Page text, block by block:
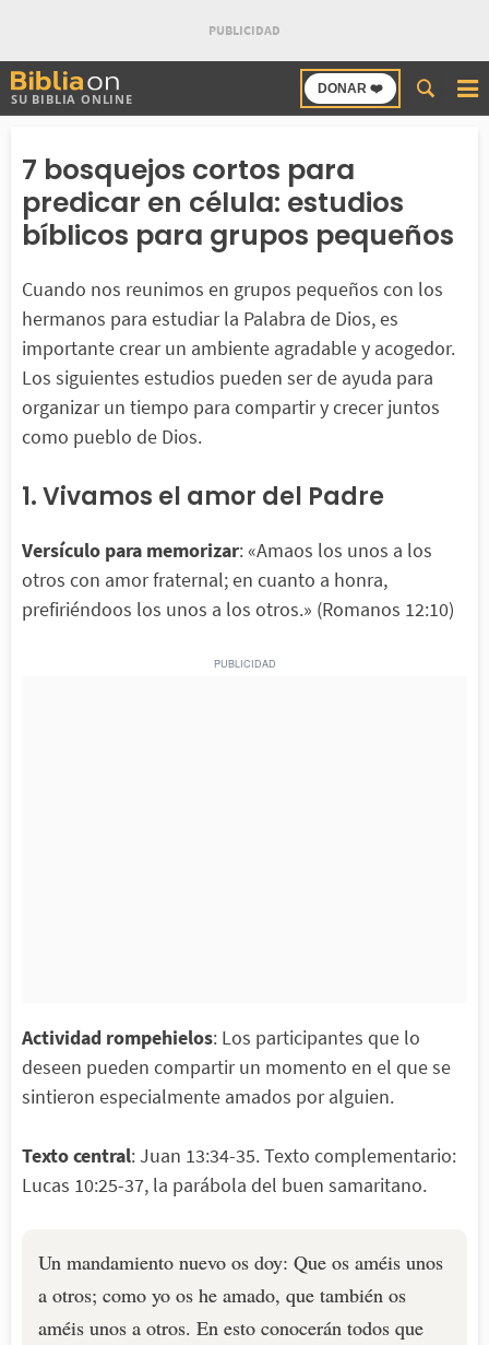
SU BIBLIA ONLINE
DONAR ❤️
Buscar
en
7 bosquejos cortos para
predicar en célula: estudios
bíblicos para grupos pequeños
Cuando nos reunimos en grupos pequeños con los
hermanos para estudiar la Palabra de Dios, es
importante crear un ambiente agradable y acogedor.
Los siguientes estudios pueden ser de ayuda para
organizar un tiempo para compartir y crecer juntos
como pueblo de Dios.
1. Vivamos el amor del Padre
Versículo para memorizar: «Amaos los unos a los
otros con amor fraternal; en cuanto a honra,
prefiriéndoos los unos a los otros.» (Romanos 12:10)
Actividad rompehielos: Los participantes que lo
deseen pueden compartir un momento en el que se
sintieron especialmente amados por alguien.
Texto central: Juan 13:34-35. Texto complementario:
Lucas 10:25-37, la parábola del buen samaritano.
Un mandamiento nuevo os doy: Que os améis unos
a otros; como yo os he amado, que también os
améis unos a otros. En esto conocerán todos que